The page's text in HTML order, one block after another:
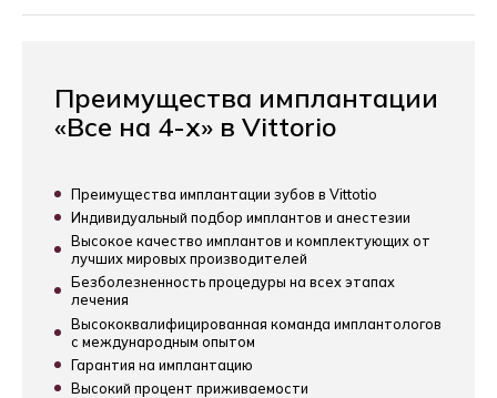
Преимущества имплантации
«Все на 4-х» в Vittorio
Преимущества имплантации зубов в Vittotio
Индивидуальный подбор имплантов и анестезии
Высокое качество имплантов и комплектующих от
лучших мировых производителей
Безболезненность процедуры на всех этапах
лечения
Высококвалифицированная команда имплантологов
с международным опытом
Гарантия на имплантацию
Высокий процент приживаемости